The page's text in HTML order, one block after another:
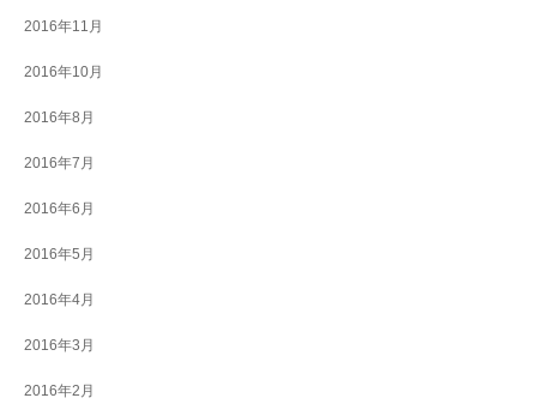
2016年11月
2016年10月
2016年8月
2016年7月
2016年6月
2016年5月
2016年4月
2016年3月
2016年2月